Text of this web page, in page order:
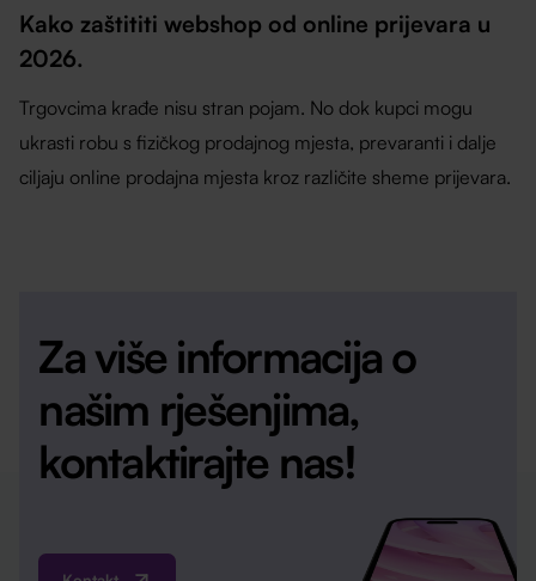
Kako zaštititi webshop od online prijevara u
2026.
Trgovcima krađe nisu stran pojam. No dok kupci mogu
ukrasti robu s fizičkog prodajnog mjesta, prevaranti i dalje
ciljaju online prodajna mjesta kroz različite sheme prijevara.
Za više informacija o
našim rješenjima,
kontaktirajte nas!